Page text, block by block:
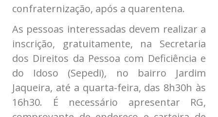
confraternização, após a quarentena.
As pessoas interessadas devem realizar a
inscrição, gratuitamente, na Secretaria
dos Direitos da Pessoa com Deficiência e
do Idoso (Sepedi), no bairro Jardim
Jaqueira, até a quarta-feira, das 8h30h às
16h30. É necessário apresentar RG,